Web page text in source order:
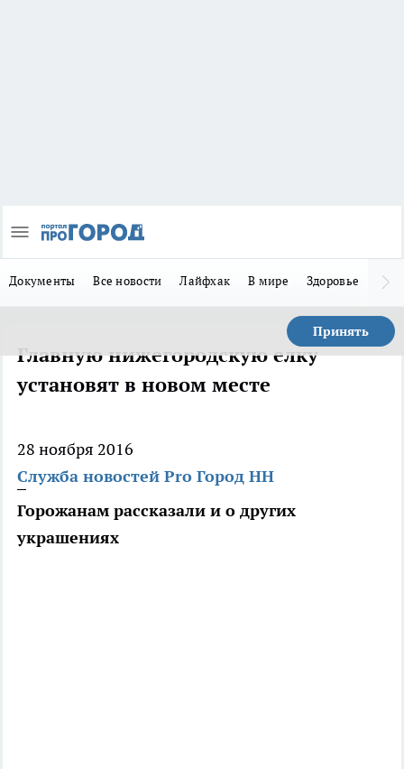
Документы Все новости Лайфхак В мире Здоровье
Принять
Главную нижегородскую елку
установят в новом месте
28 ноября 2016
Служба новостей Pro Город НН
Горожанам рассказали и о других
украшениях